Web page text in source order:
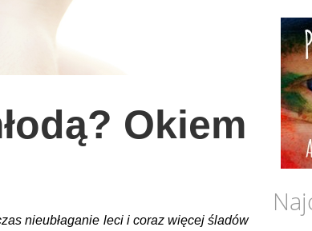
Okiem
nieubłaganie leci i coraz więcej śladów